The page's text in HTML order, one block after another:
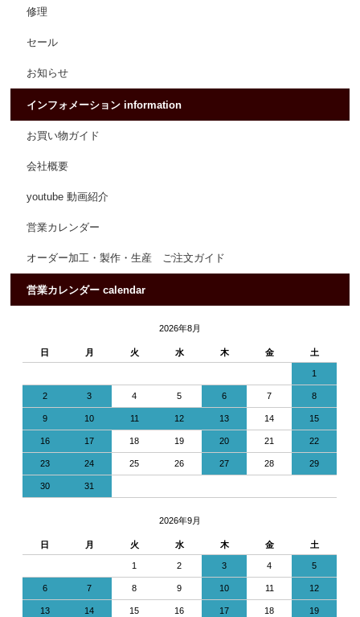
修理
セール
お知らせ
インフォメーション information
お買い物ガイド
会社概要
youtube 動画紹介
営業カレンダー
オーダー加工・製作・生産 ご注文ガイド
営業カレンダー calendar
2026年8月
日 月 火 水 木 金 土
1
2 3 4 5 6 7 8
9 10 11 12 13 14 15
16 17 18 19 20 21 22
23 24 25 26 27 28 29
30 31
2026年9月
日 月 火 水 木 金 土
1 2 3 4 5
6 7 8 9 10 11 12
13 14 15 16 17 18 19